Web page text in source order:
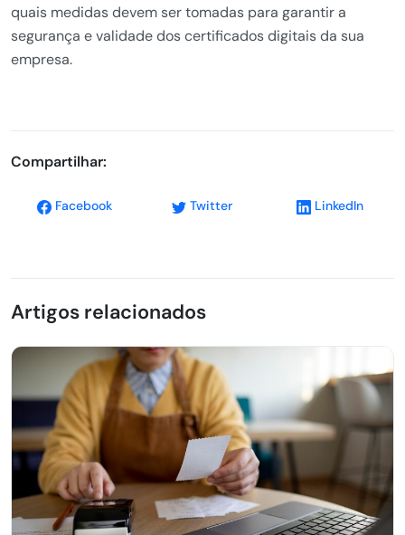
quais medidas devem ser tomadas para garantir a
segurança e validade dos certificados digitais da sua
empresa.
Compartilhar:
Facebook Twitter LinkedIn
Artigos relacionados